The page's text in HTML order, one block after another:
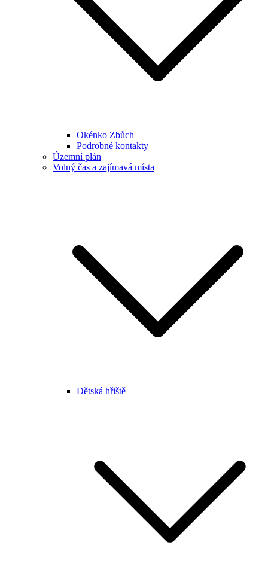
Okénko Zbůch
Podrobné kontakty
Územní plán
Volný čas a zajímavá místa
Dětská hřiště